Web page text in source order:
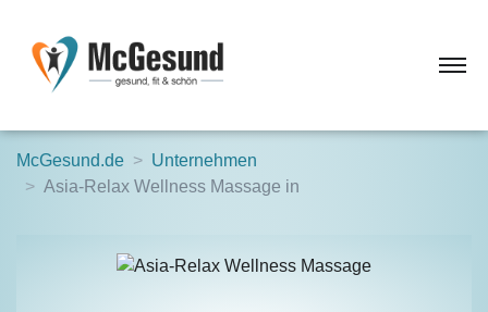
McGesund.de
Unternehmen
Asia-Relax Wellness Massage in